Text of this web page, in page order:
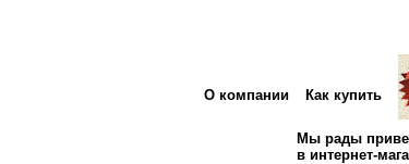
О компании Как купить
Мы рады
в интернет-